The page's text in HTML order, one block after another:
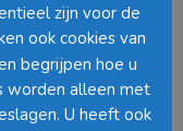
van PLA
gewas dient als
onze drinkbekers en
de Europese norm
ze zijn
zijn voor de
ook cookies van
begrijpen hoe u
worden alleen met
U heeft ook